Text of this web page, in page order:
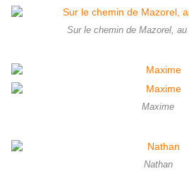
Sur le chemin de Mazorel, au
Maxime
Nathan